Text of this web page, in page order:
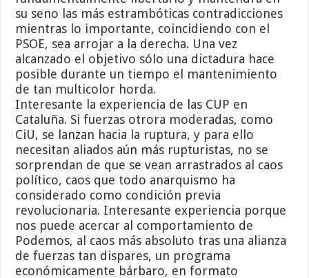
su seno las más estrambóticas contradicciones
mientras lo importante, coincidiendo con el
PSOE, sea arrojar a la derecha. Una vez
alcanzado el objetivo sólo una dictadura hace
posible durante un tiempo el mantenimiento
de tan multicolor horda.
Interesante la experiencia de las CUP en
Cataluña. Si fuerzas otrora moderadas, como
CiU, se lanzan hacia la ruptura, y para ello
necesitan aliados aún más rupturistas, no se
sorprendan de que se vean arrastrados al caos
político, caos que todo anarquismo ha
considerado como condición previa
revolucionaria. Interesante experiencia porque
nos puede acercar al comportamiento de
Podemos, al caos más absoluto tras una alianza
de fuerzas tan dispares, un programa
económicamente bárbaro, en formato